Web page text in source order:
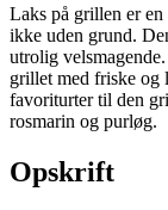
Laks på grillen er en
ikke uden grund.
utrolig
grillet med friske
favoriturter til den
rosmarin og purløg.
Opskrift